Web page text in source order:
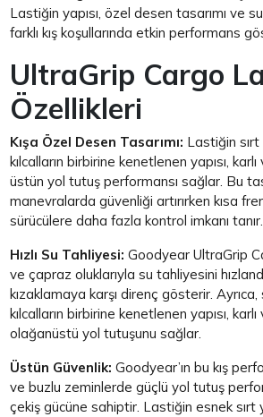
Lastiğin yapısı, özel desen tasarımı ve
farklı kış koşullarında etkin performans
UltraGrip Cargo
Özellikleri
Kışa Özel Desen Tasarımı: Lastiğin sırt
kılcalların birbirine kenetlenen yapısı,
üstün yol tutuş performansı sağlar. Bu
manevralarda güvenliği artırırken kısa
sürücülere daha fazla kontrol imkanı tanır.
Hızlı Su Tahliyesi:Goodyear UltraGrip
ve çapraz oluklarıyla su tahliyesini
kızaklamaya karşı direnç gösterir. Ayrıca,
kılcalların birbirine kenetlenen yapısı,
olağanüstü yol tutuşunu sağlar.
Üstün Güvenlik:Goodyear’ın bu kış
ve buzlu zeminlerde güçlü yol tutuş
çekiş gücüne sahiptir. Lastiğin esnek sırt